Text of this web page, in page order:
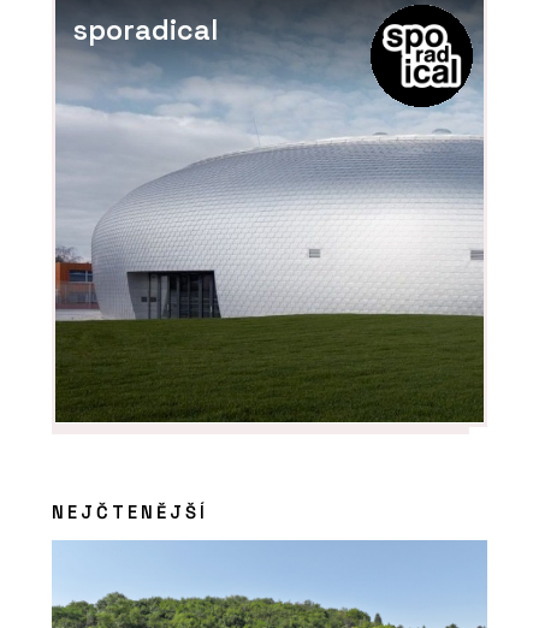
sporadical
NEJČTENĚJŠÍ